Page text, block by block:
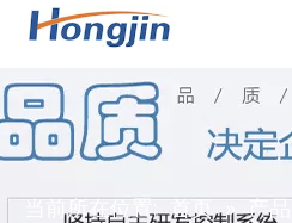
当前所在位置: 首页 » 产品